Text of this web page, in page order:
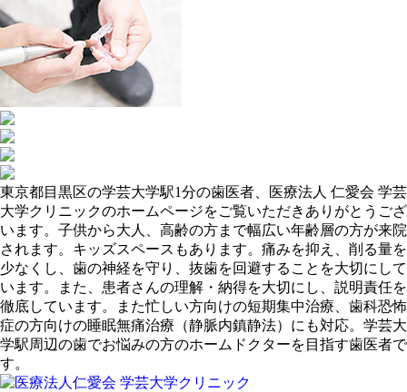
東京都目黒区の学芸大学駅1分の歯医者、医療法人 仁愛会 学芸
大学クリニックのホームページをご覧いただきありがとうござ
います。子供から大人、高齢の方まで幅広い年齢層の方が来院
されます。キッズスペースもあります。痛みを抑え、削る量を
少なくし、歯の神経を守り、抜歯を回避することを大切にして
います。また、患者さんの理解・納得を大切にし、説明責任を
徹底しています。また忙しい方向けの短期集中治療、歯科恐怖
症の方向けの睡眠無痛治療（静脈内鎮静法）にも対応。学芸大
学駅周辺の歯でお悩みの方のホームドクターを目指す歯医者で
す。